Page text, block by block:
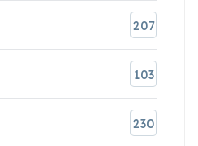
207
103
230